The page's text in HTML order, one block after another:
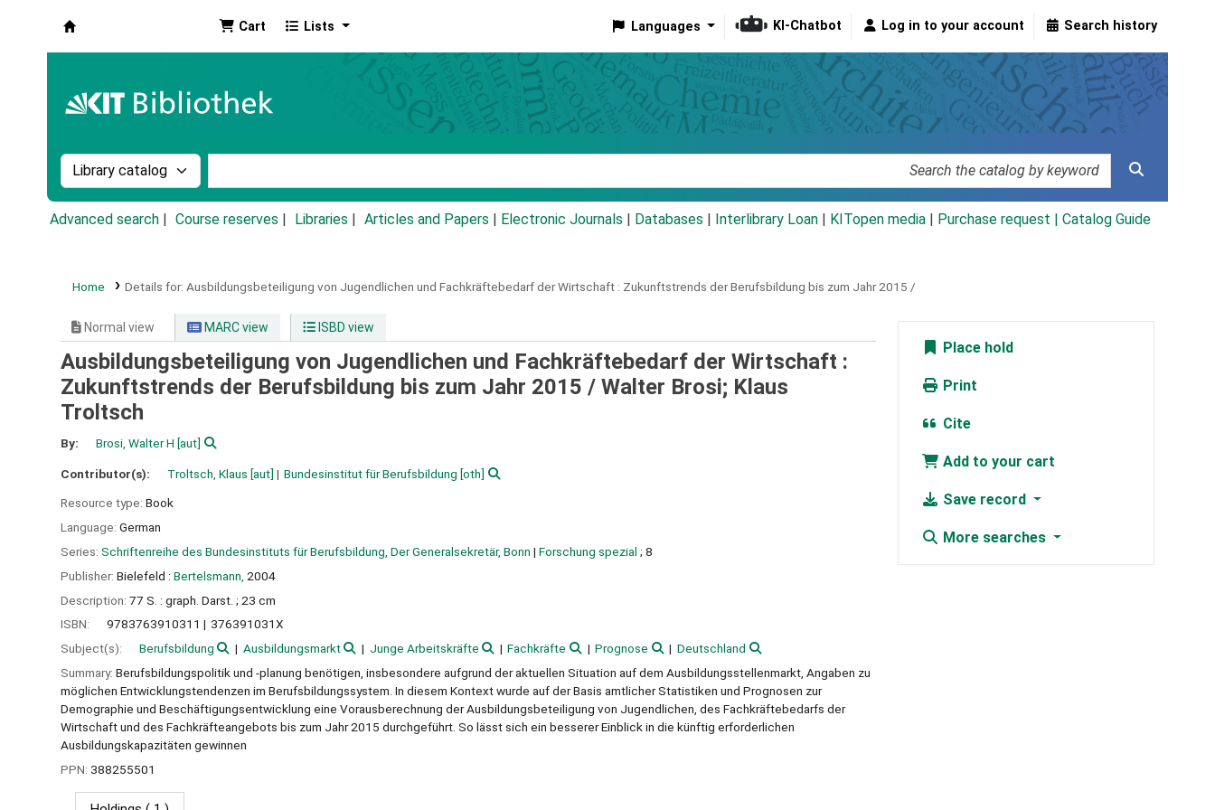
Cart Lists Languages KI-Chatbot Log in to your account Search history
Search the catalog by:
Advanced search Course reserves Libraries Articles and Papers Electronic Journals Databases Interlibrary Loan KITopen media Purchase request | Catalog Guide
Home Details for: Ausbildungsbeteiligung von Jugendlichen und Fachkräftebedarf der Wirtschaft : Zukunftstrends der Berufsbildung bis zum Jahr 2015 /
Normal view MARC view ISBD view
Ausbildungsbeteiligung von Jugendlichen und Fachkräftebedarf der Wirtschaft :
Zukunftstrends der Berufsbildung bis zum Jahr 2015 / Walter Brosi; Klaus
Troltsch
By: Brosi, Walter H [aut]
Contributor(s): Troltsch, Klaus [aut] Bundesinstitut für Berufsbildung [oth]
Resource type: Book
Language: German
Series: Schriftenreihe des Bundesinstituts für Berufsbildung, Der Generalsekretär, Bonn | Forschung spezial ; 8
Publisher: Bielefeld : Bertelsmann, 2004
Description: 77 S. : graph. Darst. ; 23 cm
ISBN:
9783763910311
376391031X
Subject(s):
Berufsbildung Ausbildungsmarkt Junge Arbeitskräfte Fachkräfte Prognose
Deutschland
Summary: Berufsbildungspolitik und -planung benötigen, insbesondere aufgrund der aktuellen Situation auf dem Ausbildungsstellenmarkt, Angaben zu
möglichen Entwicklungstendenzen im Berufsbildungssystem. In diesem Kontext wurde auf der Basis amtlicher Statistiken und Prognosen zur
Demographie und Beschäftigungsentwicklung eine Vorausberechnung der Ausbildungsbeteiligung von Jugendlichen, des Fachkräftebedarfs der
Wirtschaft und des Fachkräfteangebots bis zum Jahr 2015 durchgeführt. So lässt sich ein besserer Einblick in die künftig erforderlichen
Ausbildungskapazitäten gewinnen
PPN: 388255501
Place hold
Print
Cite
Add to your cart
Save record
More searches